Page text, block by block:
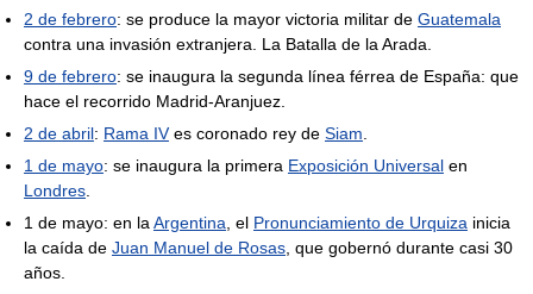
2 de febrero: se produce la mayor victoria militar de Guatemala
contra una invasión extranjera. La Batalla de la Arada.
9 de febrero: se inaugura la segunda línea férrea de España: que
hace el recorrido Madrid-Aranjuez.
2 de abril: Rama IVes coronado rey de Siam
1 de mayo: se inaugura la primera Exposición Universal en
Londres
1 de mayo: en la Argentina , el Pronunciamiento de Urquiza inicia
la caída de Juan Manuel de Rosas , que gobernó durante casi 30
años.